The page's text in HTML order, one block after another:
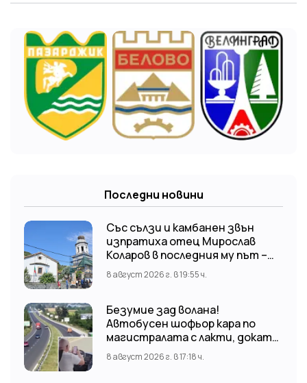
Последни новини
Със сълзи и камбанен звън
изпратиха отец Мирослав
Коларов в последния му път –
Пловдивският митрополит
Николай отслужи опелото
8 август 2026 г. в 19:55 ч.
Безумие зад волана!
Автобусен шофьор кара по
магистралата с лакти, докато
гледа TikTok
8 август 2026 г. в 17:18 ч.